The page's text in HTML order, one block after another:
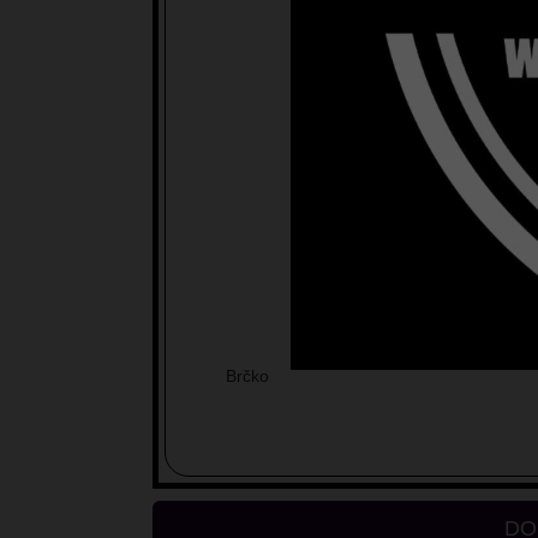
Preminula nakon kraće bolesti
dana
Kćerke: Dijana i
Brčko